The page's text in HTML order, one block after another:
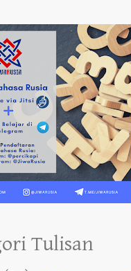
Tulisan